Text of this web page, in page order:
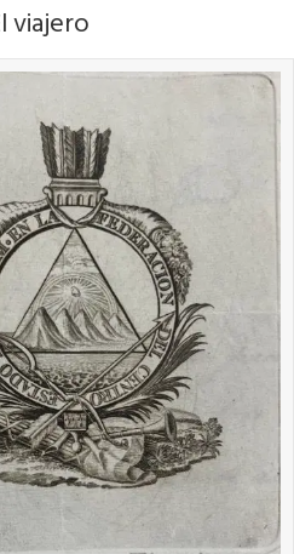
viajero